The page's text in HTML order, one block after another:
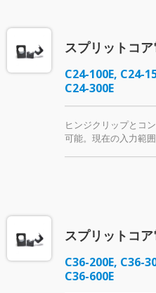
スプリットコ
C24-100E, C24-
C24-300E
ヒンジクリップとコ
可能。現在の入力範囲
スプリットコ
C36-200E, C36-
C36-600E